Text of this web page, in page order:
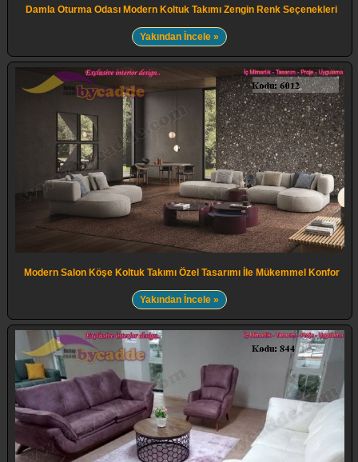
Damla Oturma Odası Modern Koltuk Takımı Zengin Renk Seçenekleri
Yakından İncele »
Modern Salon Köşe Koltuk Takımı Özel Tasarımı İle Mükemmel Konfor
Yakından İncele »